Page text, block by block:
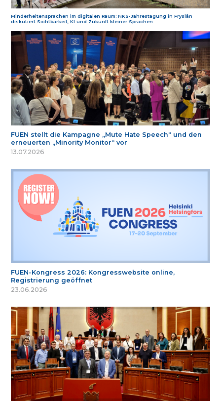
Minderheitensprachen im digitalen Raum: NKS-Jahrestagung in Fryslân
diskutiert Sichtbarkeit, KI und Zukunft kleiner Sprachen
FUEN stellt die Kampagne „Mute Hate Speech“ und den
erneuerten „Minority Monitor“ vor
13.07.2026
FUEN-Kongress 2026: Kongresswebsite online,
Registrierung geöffnet
23.06.2026